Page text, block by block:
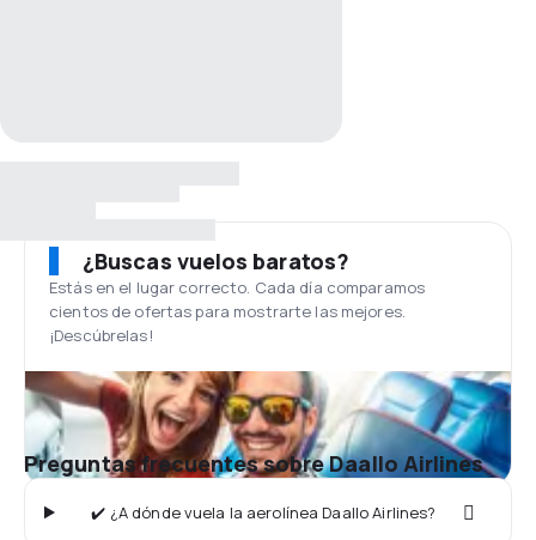
¿Buscas vuelos baratos?
Estás en el lugar correcto. Cada día comparamos
cientos de ofertas para mostrarte las mejores.
¡Descúbrelas!
Preguntas frecuentes sobre Daallo Airlines
✔️ ¿A dónde vuela la aerolínea Daallo Airlines?